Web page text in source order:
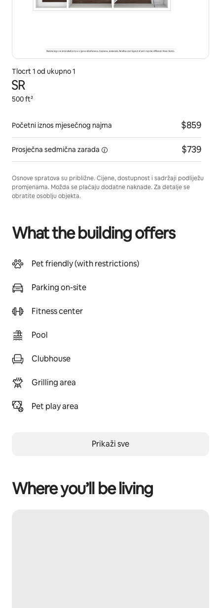
Tlocrt 1 od ukupno 1
SR
500 ft²
Početni iznos mjesečnog najma $859
Prosječna sedmična zarada $739
Osnove spratova su približne. Cijene, dostupnost i sadržaji podliježu
promjenama. Možda se plaćaju dodatne naknade. Za detalje se
obratite osoblju objekta.
What the building offers
Pet friendly (with restrictions)
Parking on-site
Fitness center
Pool
Clubhouse
Grilling area
Pet play area
Prikaži sve
Where you’ll be living